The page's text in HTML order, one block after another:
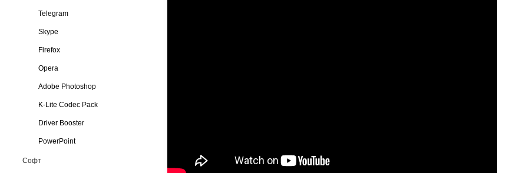
Telegram
Skype
Firefox
Opera
Adobe Photoshop
K-Lite Codec Pack
Driver Booster
PowerPoint
Софт